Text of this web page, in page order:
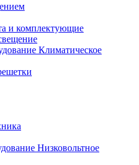
и комплектующие
Климатическое
Низковольтное